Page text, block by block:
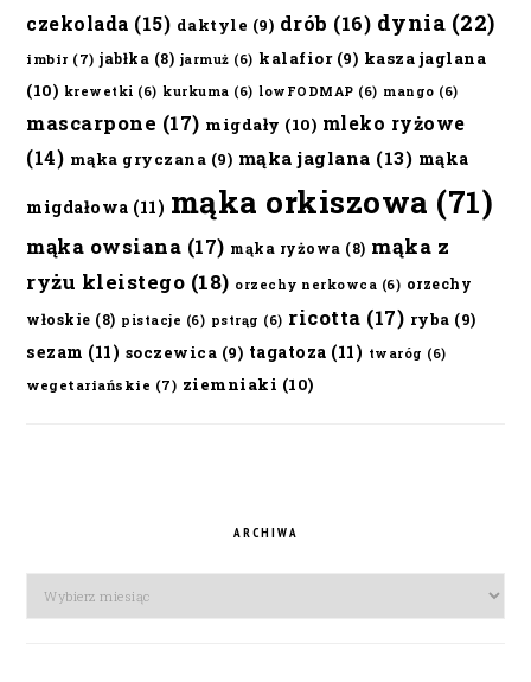
czekolada (15) daktyle (9) drób (16) dynia (22)
imbir (7) jabłka (8) jarmuż (6) kalafior(9) kasza jaglana
(10) krewetki (6) kurkuma (6) lowFODMAP (6) mango (6)
mascarpone (17) migdały (10) mleko ryżowe
(14) mąka gryczana (9) mąka jaglana (13) mąka
migdałowa (11) mąka orkiszowa (71)
mąka owsiana (17) mąka ryżowa (8) mąka z
ryżu kleistego (18) orzechy nerkowca (6) orzechy
włoskie (8) pistacje (6) pstrąg (6) ricotta (17) ryba (9)
sezam (11) soczewica (9) tagatoza (11) twaróg (6)
wegetariańskie (7) ziemniaki (10)
ARCHIWA
Archiwa